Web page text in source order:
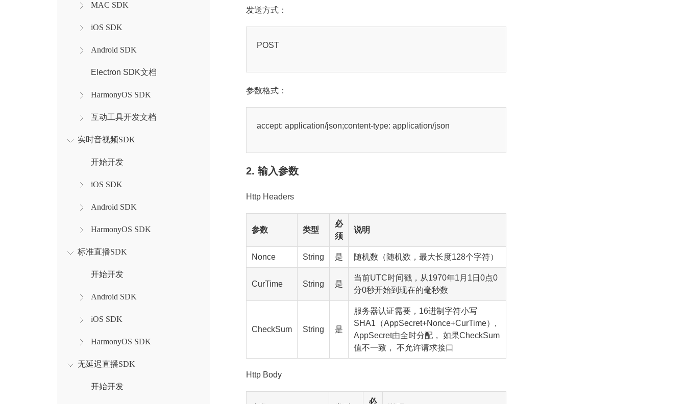
MAC SDK
iOS SDK
Android SDK
Electron SDK文档
HarmonyOS SDK
互动工具开发文档
实时音视频SDK
开始开发
iOS SDK
Android SDK
HarmonyOS SDK
标准直播SDK
开始开发
Android SDK
iOS SDK
HarmonyOS SDK
无延迟直播SDK
开始开发
发送方式：
POST
参数格式：
accept: application/json;content-type: application/json
2. 输入参数
Http Headers
参数 类型
必
须
说明
Nonce String 是 随机数（随机数，最大长度128个字符）
CurTime String 是
当前UTC时间戳，从1970年1月1日0点0
分0秒开始到现在的毫秒数
CheckSum String 是
服务器认证需要，16进制字符小写
SHA1（AppSecret+Nonce+CurTime）,
AppSecret由全时分配， 如果CheckSum
值不一致， 不允许请求接口
Http Body
必